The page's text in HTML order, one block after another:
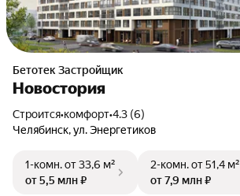
Бетотек Застройщик
Новостория
Строится•комфорт•4.3 (6)
Челябинск, ул. Энергетиков
1-комн.от 33,6 м²
от 5,5 млн ₽
2-комн.от 51,4 м²
от 7,9 млн ₽